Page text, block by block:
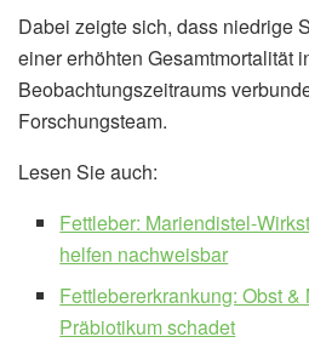
Dabei zeigte sich, dass niedrige
einer erhöhten Gesamtmortalität
Beobachtungszeitraums
Forschungsteam.
Lesen Sie auch:
Fettleber: Mariendistel-
helfen nachweisbar
Fettlebererkrankung: Obst
Präbiotikum schadet